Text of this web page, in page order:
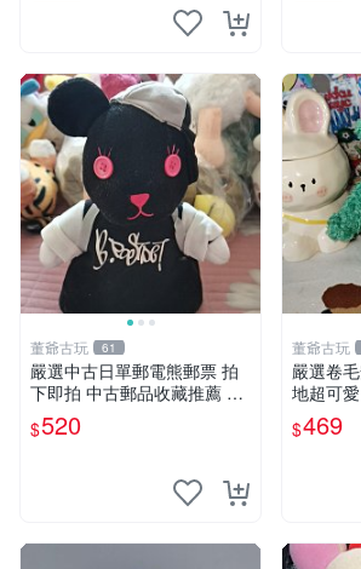
董爺古玩 61
嚴選中古日單郵電熊郵票 拍
下即拍 中古郵品收藏推薦 郵
票 郵電熊 日本
$520
董爺古玩
嚴選卷
地超可
巾質地
$469